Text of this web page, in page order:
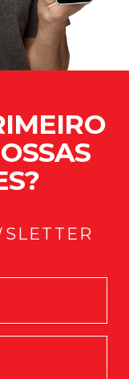
Sucesso!
nossas